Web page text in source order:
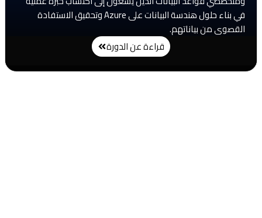
في بناء حلول هندسة البيانات على Azure وتحقيق الاستفادة
القصوى من بياناتهم.
قراءة عن الدورة